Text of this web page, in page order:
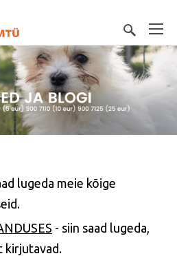
lugeda meie kõige
- siin saad lugeda,
kirjutavad.